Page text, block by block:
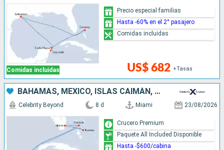
Comidas incluidas US$ 682 +Tasas
Precio especial familias
Hasta -60% en el 2° pasajero
Comidas incluidas
BAHAMAS, MÉXICO, ISLAS CAIMÁN, ESTADOS UNIDOS
Celebrity Beyond 8 d Miami 23/08/2026
Crucero Premium
Paquete All Included Disponible
Hasta -$600/cabina